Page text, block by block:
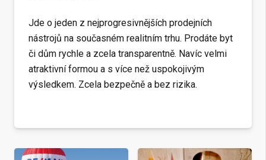
Jde o jeden z nejprogresivnějších prodejních
nástrojů na současném realitním trhu. Prodáte byt
či dům rychle a zcela transparentně. Navíc velmi
atraktivní formou a s více než uspokojivým
výsledkem. Zcela bezpečně a bez rizika.